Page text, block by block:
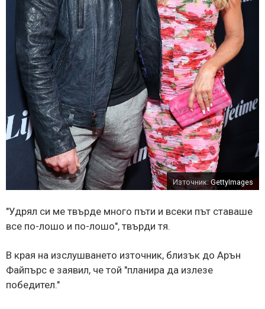
Източник:GettyImages
"Удрял си ме твърде много пъти и всеки път ставаше
все по-лошо и по-лошо", твърди тя.
В края на изслушването източник, близък до Арън
Файпърс е заявил, че той "планира да излезе
победител."